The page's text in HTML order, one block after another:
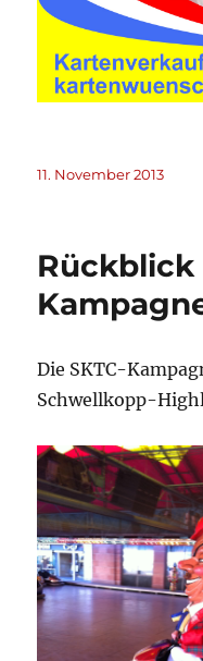
Veröffentlicht
11. November 2013
Rückblick
Die SKTC-
Schwellkopp-